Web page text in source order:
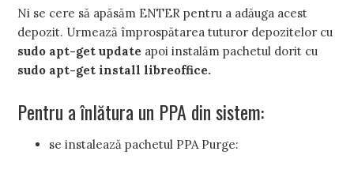
Ni se cere să apăsăm ENTER pentru a adăuga acest
depozit. Urmează împrospătarea tuturor depozitelor cu
sudo apt-get update apoi instalăm pachetul dorit cu
sudo apt-get install libreoffice.
Pentru a înlătura un PPA din sistem:
se instalează pachetul PPA Purge: